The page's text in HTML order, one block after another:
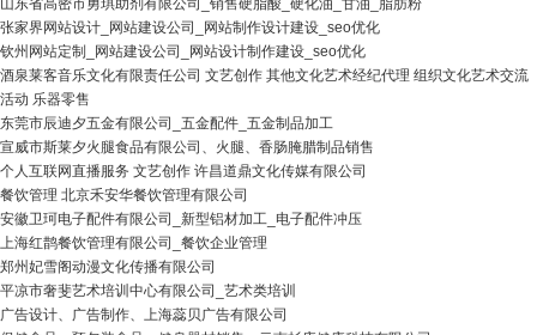
山东省高密市勇琪助剂有限公司_销售硬脂酸_硬化油_甘油_脂肪粉
张家界网站设计_网站建设公司_网站制作设计建设_seo优化
钦州网站定制_网站建设公司_网站设计制作建设_seo优化
酒泉莱客音乐文化有限责任公司 文艺创作 其他文化艺术经纪代理 组织文化艺术交流
活动 乐器零售
东莞市辰迪夕五金有限公司_五金配件_五金制品加工
宣威市斯莱夕火腿食品有限公司、火腿、香肠腌腊制品销售
个人互联网直播服务 文艺创作 许昌道鼎文化传媒有限公司
餐饮管理 北京禾安华餐饮管理有限公司
安徽卫珂电子配件有限公司_新型铝材加工_电子配件冲压
上海红鹊餐饮管理有限公司_餐饮企业管理
郑州妃雪阁动漫文化传播有限公司
平凉市奢斐艺术培训中心有限公司_艺术类培训
广告设计、广告制作、上海蕊贝广告有限公司